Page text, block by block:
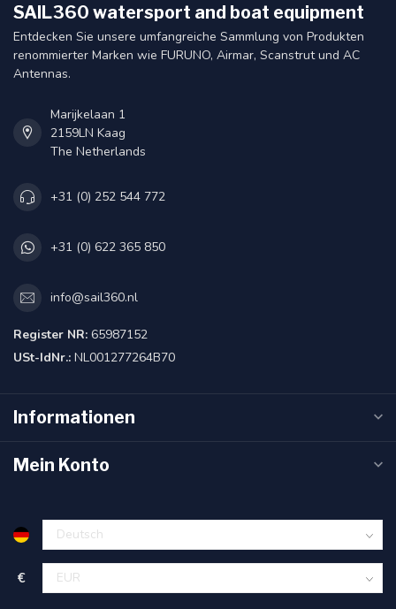
SAIL360 watersport and boat equipment
Entdecken Sie unsere umfangreiche Sammlung von Produkten
renommierter Marken wie FURUNO, Airmar, Scanstrut und AC
Antennas.
Marijkelaan 1
2159LN Kaag
The Netherlands
+31 (0) 252 544 772
+31 (0) 622 365 850
info@sail360.nl
Register NR: 65987152
USt-IdNr.: NL001277264B70
Informationen
Mein Konto
€